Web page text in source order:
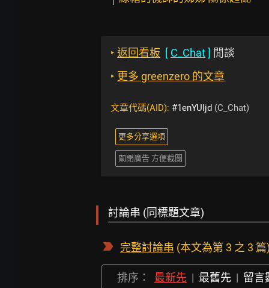
‣ 返回看板 [ C_Chat] 閒談
‣ 更多 greenzero 的文章
文章代碼(AID): #1enYUIjd (C_Chat)
更多分享選項
關閉廣告 方便截圖
討論串 (同標題文章)
完整討論串 (本文為第 3 之 3
排序： 最新先 | 最舊先 | 留言